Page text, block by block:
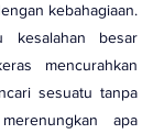
kebahagiaan.
kesalahan besar
mencurahkan
sesuatu tanpa
apa